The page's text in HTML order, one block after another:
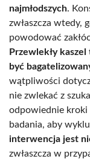
najmłodszych.
zwłaszcza wtedy,
powodować
Przewlekły
być
wątpliwości
nie zwlekać z
odpowiednie kroki
badania, aby
interwencja jest
zwłaszcza w